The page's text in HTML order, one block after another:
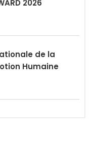
2026
de la
Humaine